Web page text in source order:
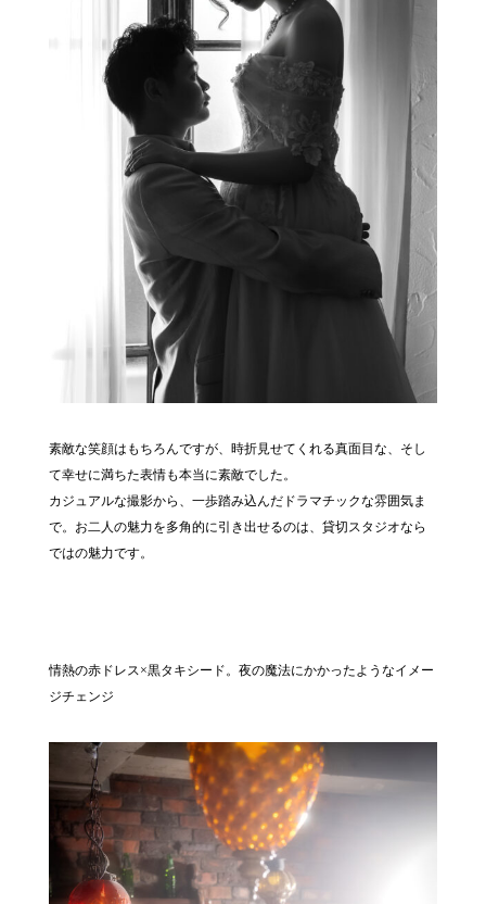
素敵な笑顔はもちろんですが、時折見せてくれる真面目な、そし
て幸せに満ちた表情も本当に素敵でした。
カジュアルな撮影から、一歩踏み込んだドラマチックな雰囲気ま
で。お二人の魅力を多角的に引き出せるのは、貸切スタジオなら
ではの魅力です。
情熱の赤ドレス×黒タキシード。夜の魔法にかかったようなイメー
ジチェンジ